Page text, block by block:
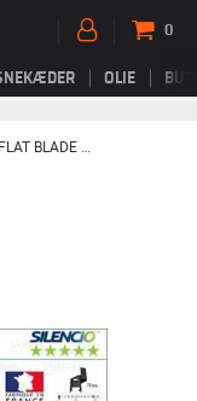
OLIE
0